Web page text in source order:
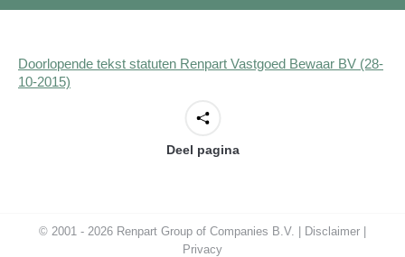
Doorlopende tekst statuten Renpart Vastgoed Bewaar BV (28-
10-2015)
Deel pagina
© 2001 - 2026 Renpart Group of Companies B.V. | Disclaimer
Privacy